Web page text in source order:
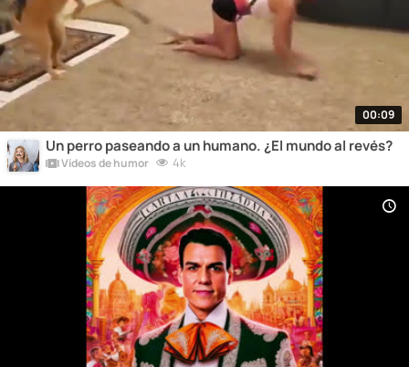
00:09
Un perro paseando a un humano. ¿El mundo al revés?
Vídeos de humor 4k